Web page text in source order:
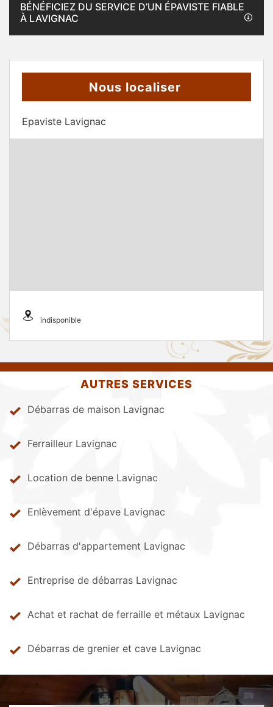
BÉNÉFICIEZ DU SERVICE D’UN ÉPAVISTE FIABLE
À LAVIGNAC
Nous localiser
Epaviste Lavignac
indisponible
AUTRES SERVICES
Débarras de maison Lavignac
Ferrailleur Lavignac
Location de benne Lavignac
Enlèvement d'épave Lavignac
Débarras d'appartement Lavignac
Entreprise de débarras Lavignac
Achat et rachat de ferraille et métaux Lavignac
Débarras de grenier et cave Lavignac